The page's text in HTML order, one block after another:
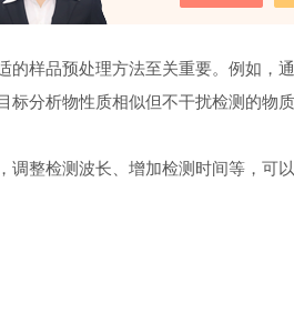
品预处理方法至关重要。例如，
分析物性质相似但不干扰检测的物
检测波长、增加检测时间等，可